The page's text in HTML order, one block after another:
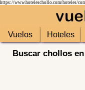
https://www.hoteleschollo.com/hoteles/
Vuelos Hoteles
Buscar chollos